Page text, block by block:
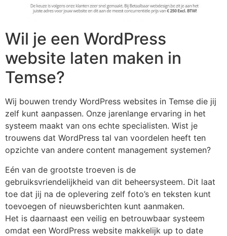
Wil je een WordPress
website laten maken in
Temse?
Wij bouwen trendy WordPress websites in Temse die jij
zelf kunt aanpassen. Onze jarenlange ervaring in het
systeem maakt van ons echte specialisten. Wist je
trouwens dat WordPress tal van voordelen heeft ten
opzichte van andere content management systemen?
Eén van de grootste troeven is de
gebruiksvriendelijkheid van dit beheersysteem. Dit laat
toe dat jij na de oplevering zelf foto’s en teksten kunt
toevoegen of nieuwsberichten kunt aanmaken.
Het is daarnaast een veilig en betrouwbaar systeem
omdat een WordPress website makkelijk up to date